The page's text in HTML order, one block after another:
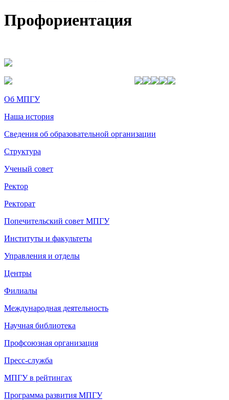
Профориентация
Об МПГУ
Наша история
Сведения об образовательной организации
Структура
Ученый совет
Ректор
Ректорат
Попечительский совет МПГУ
Институты и факультеты
Управления и отделы
Центры
Филиалы
Международная деятельность
Научная библиотека
Профсоюзная организация
Пресс-служба
МПГУ в рейтингах
Программа развития МПГУ